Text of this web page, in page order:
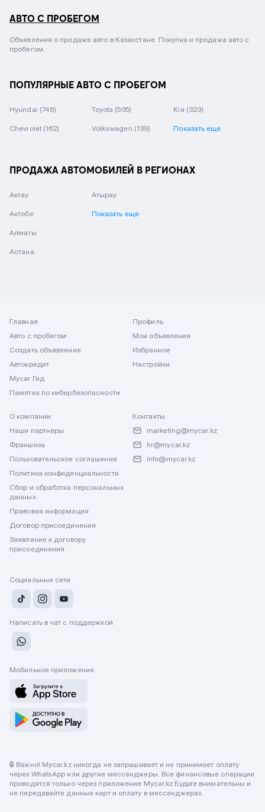
АВТО С ПРОБЕГОМ
Объявления о продаже авто в Казахстане. Покупка и продажа авто с
пробегом.
ПОПУЛЯРНЫЕ АВТО С ПРОБЕГОМ
Hyundai (746) Toyota (505) Kia (323)
Chevrolet (162) Volkswagen (139) Показать еще
ПРОДАЖА АВТОМОБИЛЕЙ В РЕГИОНАХ
Актау
Актобе
Алматы
Астана
Атырау
Показать еще
Главная
Авто с пробегом
Создать объявление
Автокредит
Mycar Гид
Памятка по кибербезопасности
Профиль
Мои объявления
Избранное
Настройки
О компании
Наши партнеры
Франшиза
Пользовательское соглашение
Политика конфиденциальности
Сбор и обработка персональных
данных
Правовая информация
Договор присоединения
Заявление к договору
присоединения
Контакты
marketing@mycar.kz
hr@mycar.kz
info@mycar.kz
Социальные сети
Написать в чат с поддержкой
Мобильное приложение
🔒 Важно! Mycar.kz никогда не запрашивает и не принимает оплату
через WhatsApp или другие мессенджеры. Все финансовые операции
проводятся только через приложение Mycar.kz Будьте внимательны и
не передавайте данные карт и оплату в мессенджерах.